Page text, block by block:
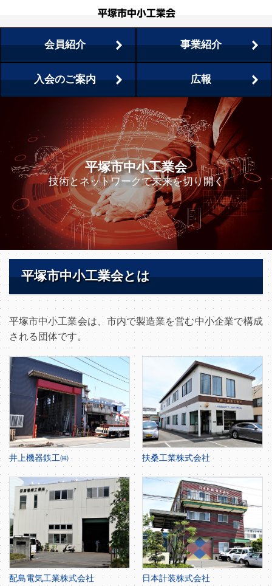
会員紹介 事業紹介
入会のご案内 広報
平塚市中小工業会
技術とネットワークで未来を切り開く
平塚市中小工業会とは
平塚市中小工業会は、市内で製造業を営む中小企業で構成
される団体です。
井上機器鉄工㈱ 扶桑工業株式会社
配島電気工業株式会社 日本計装株式会社